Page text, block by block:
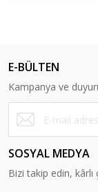
E-BÜLTEN
Kampanya ve
SOSYAL MEDYA
Bizi takip edin, kârlı